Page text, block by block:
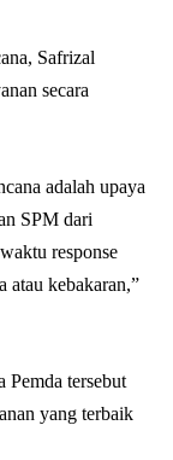
Safrizal
secara
adalah upaya
SPM dari
response
atau kebakaran,”
Pemda tersebut
yang terbaik